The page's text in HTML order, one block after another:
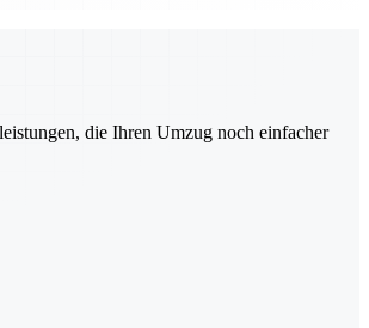
die Ihren Umzug noch einfacher